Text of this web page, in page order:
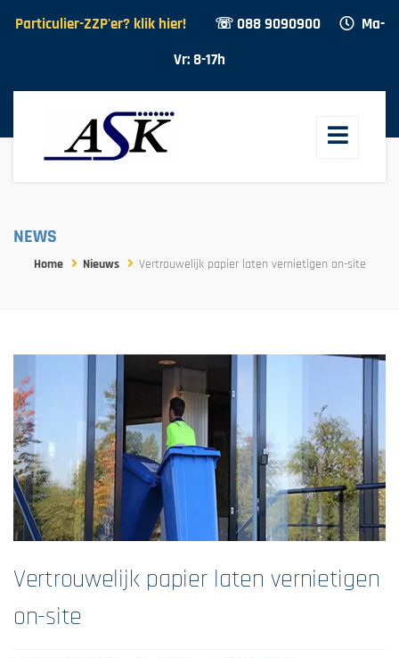
Particulier-ZZP'er? klik hier! ☏ 088 9090900
Ma-
Vr: 8-17h
NEWS
Home Nieuws Vertrouwelijk papier laten vernietigen on-site
Vertrouwelijk papier laten vernietigen
on-site